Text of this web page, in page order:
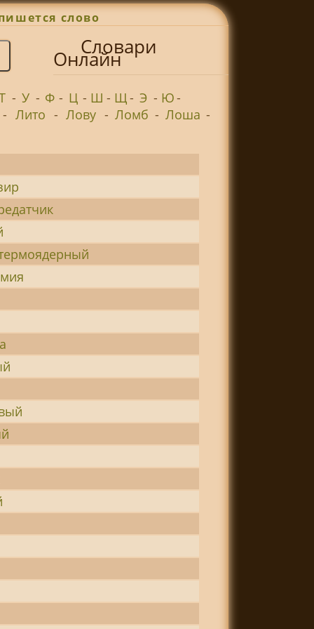
слово
Словари
Онлайн
- У - Ф - Ц - Ш - Щ- Э - Ю-
- Лито - Лову - Ломб - Лоша -